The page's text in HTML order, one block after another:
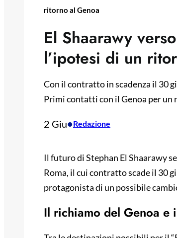
ritorno al Genoa
El Shaarawy
l’ipotesi di un
Con il contratto in scadenza il 30
Primi contatti con il Genoa per un
2 Giu•Redazione
Il futuro di Stephan El Shaarawy
Roma, il cui contratto scade il 30
protagonista di un possibile
Il richiamo del Genoa e